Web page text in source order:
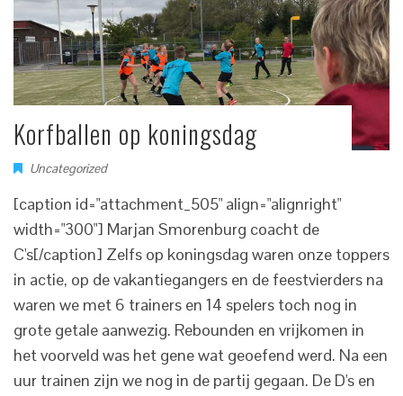
Korfballen op koningsdag
Uncategorized
[caption id="attachment_505" align="alignright"
width="300"] Marjan Smorenburg coacht de
C's[/caption] Zelfs op koningsdag waren onze toppers
in actie, op de vakantiegangers en de feestvierders na
waren we met 6 trainers en 14 spelers toch nog in
grote getale aanwezig. Rebounden en vrijkomen in
het voorveld was het gene wat geoefend werd. Na een
uur trainen zijn we nog in de partij gegaan. De D's en